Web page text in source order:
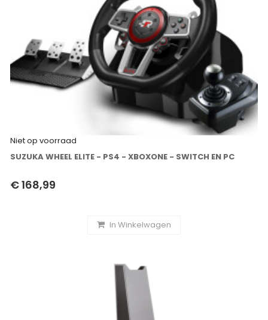
Niet op voorraad
SUZUKA WHEEL ELITE - PS4 - XBOXONE - SWITCH EN PC
€ 168,99
In Winkelwagen